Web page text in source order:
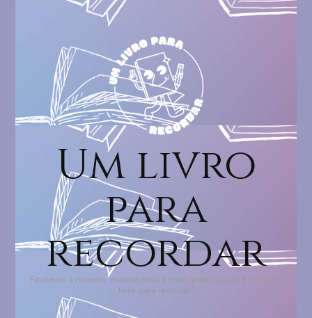
Um livro
para
recordar
Fazemos a resenha, mas no final é você quem decide: Esse é um
livro para recordar?